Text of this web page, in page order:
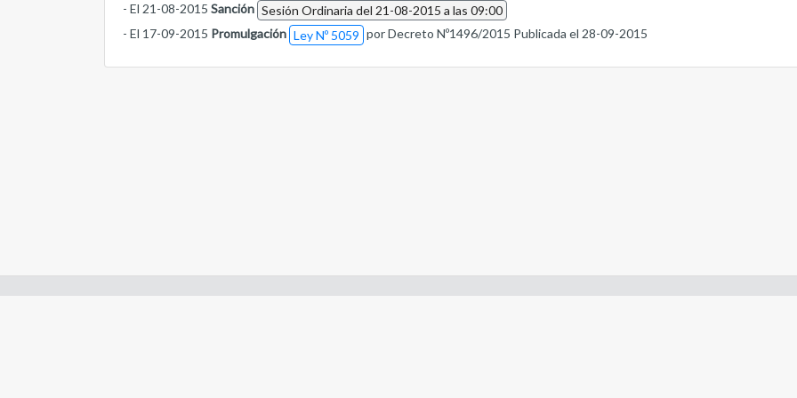
- El 21-08-2015 Sanción Sesión Ordinaria del 21-08-2015 a las 09:00
- El 17-09-2015 Promulgación Ley Nº 5059 por Decreto Nº1496/2015 Publicada el 28-09-2015